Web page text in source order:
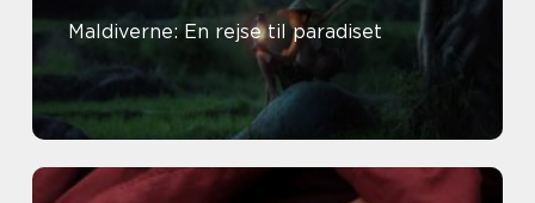
Maldiverne: En rejse til paradiset